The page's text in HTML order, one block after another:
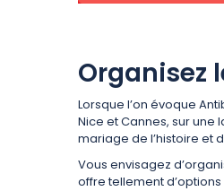
Organisez
Lorsque l’on évoque
Nice et Cannes, sur une
mariage de l’histoire et
Vous envisagez
offre tellement